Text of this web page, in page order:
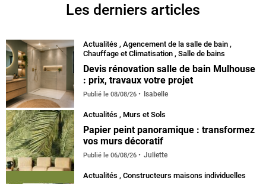
Les derniers articles
Actualités , Agencement de la salle de bain ,
Chauffage et Climatisation , Salle de bains
Devis rénovation salle de bain Mulhouse
: prix, travaux votre projet
Publié le 08/08/26 Isabelle
Actualités , Murs et Sols
Papier peint panoramique : transformez
vos murs décoratif
Publié le 06/08/26 Juliette
Actualités , Constructeurs maisons individuelles